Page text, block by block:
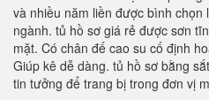
và nhiều năm liền được bình chọn
ngành. tủ hồ sơ giá rẻ được sơn
mặt. Có chân đế cao su cố định
Giúp kê dễ dàng. tủ hồ sơ bằng
tin tưởng để trang bị trong đơn vị